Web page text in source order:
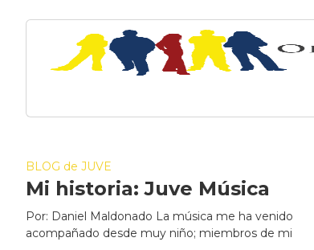
BLOG de JUVE
Mi historia: Juve Música
Por: Daniel Maldonado La música me ha venido
acompañado desde muy niño; miembros de mi